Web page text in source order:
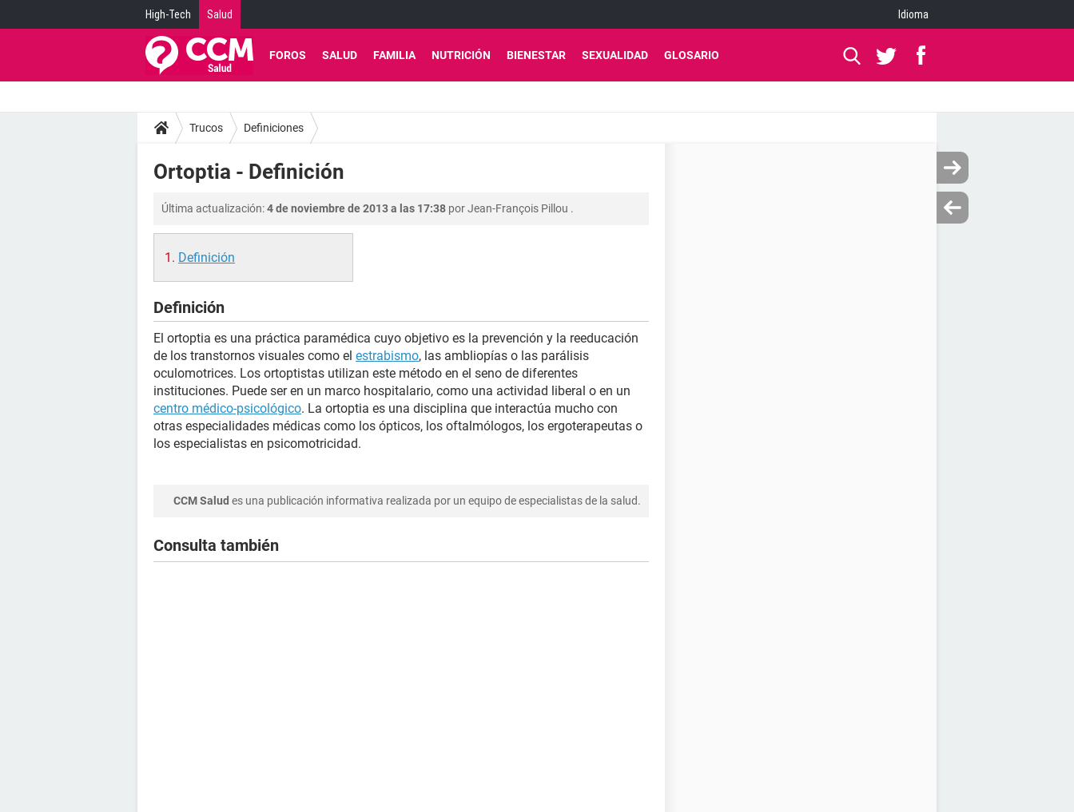
High-Tech Salud Idioma
FOROS SALUD FAMILIA NUTRICIÓN BIENESTAR SEXUALIDAD GLOSARIO
Trucos Definiciones
Ortoptia - Definición
Última actualización:4 de noviembre de 2013 a las 17:38 porJean-François Pillou .
Definición
Definición
El ortoptia es una práctica paramédica cuyo objetivo es la prevención y la reeducación
de los transtornos visuales como el estrabismo, las ambliopías o las parálisis
oculomotrices. Los ortoptistas utilizan este método en el seno de diferentes
instituciones. Puede ser en un marco hospitalario, como una actividad liberal o en un
centro médico-psicológico. La ortoptia es una disciplina que interactúa mucho con
otras especialidades médicas como los ópticos, los oftalmólogos, los ergoterapeutas o
los especialistas en psicomotricidad.
CCM Salud es una publicación informativa realizada por un equipo de especialistas de la salud.
Consulta también